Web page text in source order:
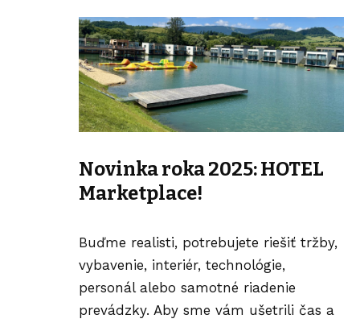
Novinka roka 2025: HOTEL
Marketplace!
Buďme realisti, potrebujete riešiť tržby,
vybavenie, interiér, technológie,
personál alebo samotné riadenie
prevádzky. Aby sme vám ušetrili čas a